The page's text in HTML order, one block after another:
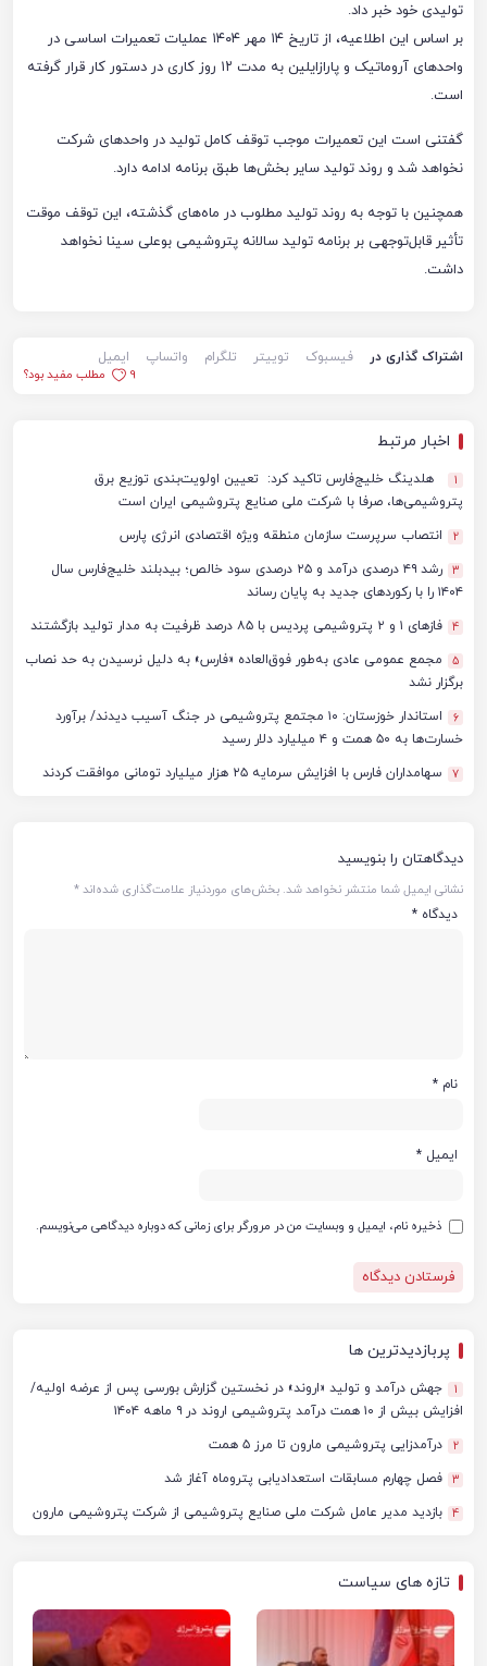
تولیدی خود خبر داد.
بر اساس این اطلاعیه، از تاریخ ۱۴ مهر ۱۴۰۴ عملیات تعمیرات اساسی در
واحدهای آروماتیک و پارازایلین به مدت ۱۲ روز کاری در دستور کار قرار گرفته
است.
گفتنی است این تعمیرات موجب توقف کامل تولید در واحدهای شرکت
نخواهد شد و روند تولید سایر بخش‌ها طبق برنامه ادامه دارد.
همچنین با توجه به روند تولید مطلوب در ماه‌های گذشته، این توقف موقت
تأثیر قابل‌توجهی بر برنامه تولید سالانه پتروشیمی بوعلی سینا نخواهد
داشت.
اشتراک گذاری در فیسبوک توییتر تلگرام واتساپ
ایمیل
9
مطلب مفید بود؟
اخبار مرتبط
1
هلدینگ خلیج‌فارس تاکید کرد: تعیین اولویت‌بندی توزیع برق
پتروشیمی‌ها، صرفا با شرکت ملی صنایع پتروشیمی ایران است
2 انتصاب سرپرست سازمان منطقه ویژه اقتصادی انرژی پارس
3
رشد ۴۹ درصدی درآمد و ۲۵ درصدی سود خالص؛ بیدبلند خلیج‌فارس سال
۱۴۰۴ را با رکوردهای جدید به پایان رساند
4 فازهای ۱ و ۲ پتروشیمی پردیس با ۸۵ درصد ظرفیت به مدار تولید بازگشتند
5
مجمع عمومی عادی به‌طور فوق‌العاده «فارس» به دلیل نرسیدن به حد نصاب
برگزار نشد
6
استاندار خوزستان: ۱۰ مجتمع پتروشیمی در جنگ آسیب دیدند/ برآورد
خسارت‌ها به ۵۰ همت و ۴ میلیارد دلار رسید
7 سهامداران فارس با افزایش سرمایه ۲۵ هزار میلیارد تومانی موافقت کردند
دیدگاهتان را بنویسید
نشانی ایمیل شما منتشر نخواهد شد. بخش‌های موردنیاز علامت‌گذاری شده‌اند*
دیدگاه *
نام *
ایمیل *
ذخیره نام، ایمیل و وبسایت من در مرورگر برای زمانی که دوباره دیدگاهی می‌نویسم.
پربازدیدترین ها
1
جهش درآمد و تولید «اروند» در نخستین گزارش بورسی پس از عرضه اولیه/
افزایش بیش از ۱۰ همت درآمد پتروشیمی اروند در ۹ ماهه ۱۴۰۴
2 درآمدزایی پتروشیمی مارون تا مرز ۵ همت
3 فصل چهارم مسابقات استعدادیابی پتروماه آغاز شد
4 بازدید مدیر عامل شرکت ملی صنایع پتروشیمی از شرکت پتروشیمی مارون
تازه های سیاست